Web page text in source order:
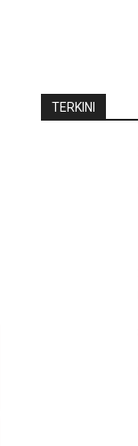
TERKINI